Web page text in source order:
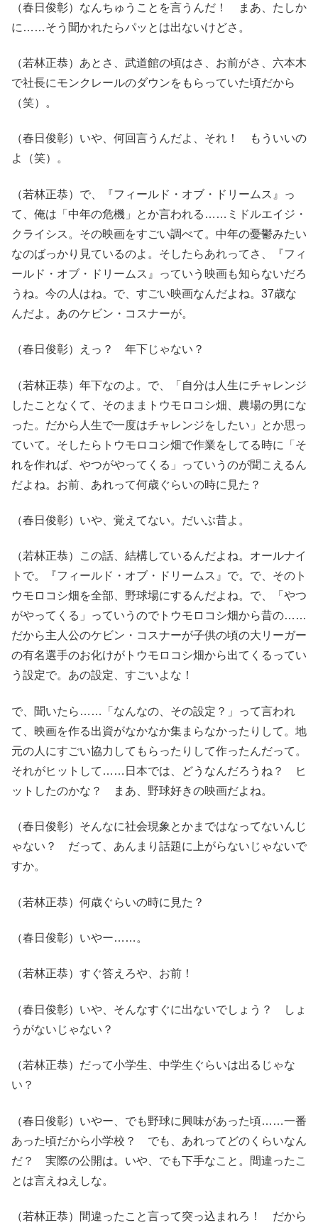
（春日俊彰）なんちゅうことを言うんだ！ まあ、たしか
に……そう聞かれたらパッとは出ないけどさ。
（若林正恭）あとさ、武道館の頃はさ、お前がさ、六本木
で社長にモンクレールのダウンをもらっていた頃だから
（笑）。
（春日俊彰）いや、何回言うんだよ、それ！ もういいの
よ（笑）。
（若林正恭）で、『フィールド・オブ・ドリームス』っ
て、俺は「中年の危機」とか言われる……ミドルエイジ・
クライシス。その映画をすごい調べて。中年の憂鬱みたい
なのばっかり見ているのよ。そしたらあれってさ、『フィ
ールド・オブ・ドリームス』っていう映画も知らないだろ
うね。今の人はね。で、すごい映画なんだよね。37歳な
んだよ。あのケビン・コスナーが。
（春日俊彰）えっ？ 年下じゃない？
（若林正恭）年下なのよ。で、「自分は人生にチャレンジ
したことなくて、そのままトウモロコシ畑、農場の男にな
った。だから人生で一度はチャレンジをしたい」とか思っ
ていて。そしたらトウモロコシ畑で作業をしてる時に「そ
れを作れば、やつがやってくる」っていうのが聞こえるん
だよね。お前、あれって何歳ぐらいの時に見た？
（春日俊彰）いや、覚えてない。だいぶ昔よ。
（若林正恭）この話、結構しているんだよね。オールナイ
トで。『フィールド・オブ・ドリームス』で。で、そのト
ウモロコシ畑を全部、野球場にするんだよね。で、「やつ
がやってくる」っていうのでトウモロコシ畑から昔の……
だから主人公のケビン・コスナーが子供の頃の大リーガー
の有名選手のお化けがトウモロコシ畑から出てくるってい
う設定で。あの設定、すごいよな！
で、聞いたら……「なんなの、その設定？」って言われ
て、映画を作る出資がなかなか集まらなかったりして。地
元の人にすごい協力してもらったりして作ったんだって。
それがヒットして……日本では、どうなんだろうね？ ヒ
ットしたのかな？ まあ、野球好きの映画だよね。
（春日俊彰）そんなに社会現象とかまではなってないんじ
ゃない？ だって、あんまり話題に上がらないじゃないで
すか。
（若林正恭）何歳ぐらいの時に見た？
（春日俊彰）いやー……。
（若林正恭）すぐ答えろや、お前！
（春日俊彰）いや、そんなすぐに出ないでしょう？ しょ
うがないじゃない？
（若林正恭）だって小学生、中学生ぐらいは出るじゃな
い？
（春日俊彰）いやー、でも野球に興味があった頃……一番
あった頃だから小学校？ でも、あれってどのくらいなん
だ？ 実際の公開は。いや、でも下手なこと。間違ったこ
とは言えねえしな。
（若林正恭）間違ったこと言って突っ込まれろ！ だから